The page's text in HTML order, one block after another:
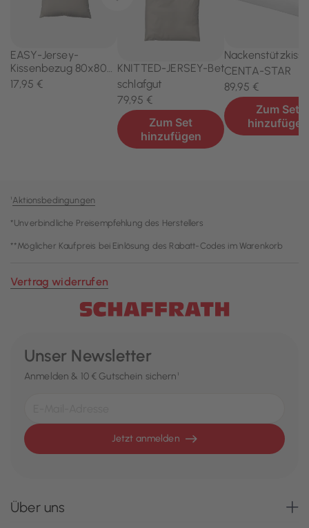
¹Aktionsbedingungen
*Unverbindliche Preisempfehlung des Herstellers
**Möglicher Kaufpreis bei Einlösung des Rabatt-Codes im Warenkorb
Vertrag widerrufen
Unser Newsletter
Anmelden & 10 € Gutschein sichern¹
Jetzt anmelden
Über uns